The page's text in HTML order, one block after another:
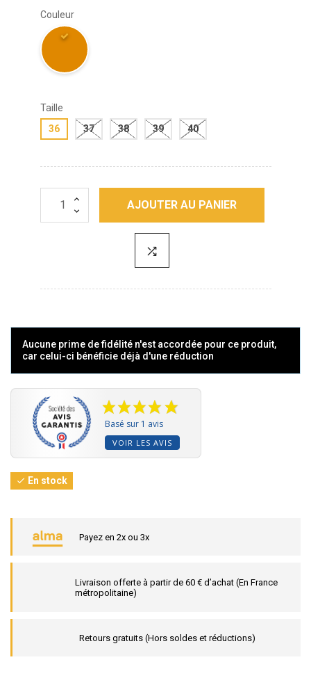
Couleur
Taille
36
37 38 39 40
AJOUTER AU PANIER
Aucune prime de fidélité n'est accordée pour ce produit,
car celui-ci bénéficie déjà d'une réduction
Basé sur 1 avis
VOIR LES AVIS
 En stock
Payez en 2x ou 3x
Livraison offerte à partir de 60 € d’achat (En France
métropolitaine)
Retours gratuits (Hors soldes et réductions)